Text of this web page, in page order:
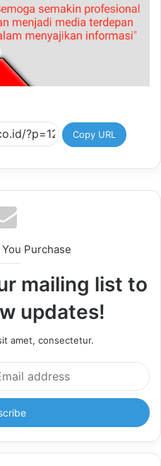
Copy URL
Purchase
mailing list to
updates!
amet, consectetur.